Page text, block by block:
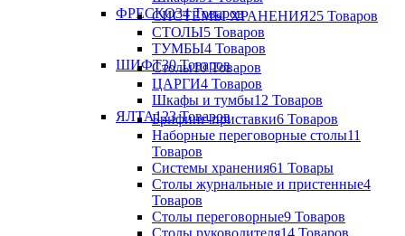
ФРЕСКО34 Товаров
СИСТЕМЫ ХРАНЕНИЯ25 Товаров
СТОЛЫ5 Товаров
ТУМБЫ4 Товаров
ШИФТ30 Товаров
Столы10 Товаров
ЦАРГИ4 Товаров
Шкафы и тумбы12 Товаров
ЯЛТА123 Товаров
Брифинг-приставки6 Товаров
Наборные переговорные столы11
Товаров
Системы хранения61 Товары
Столы журнальные и пристенные4
Товаров
Столы переговорные9 Товаров
Столы руководителя14 Товаров